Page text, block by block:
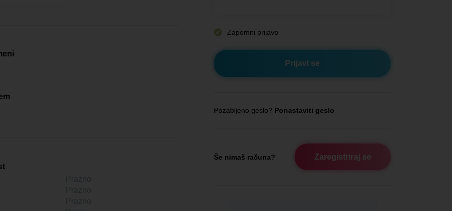
Zapomni prijavo
Pozabljeno geslo? Ponastaviti geslo
Še nimaš računa? Zaregistriraj se